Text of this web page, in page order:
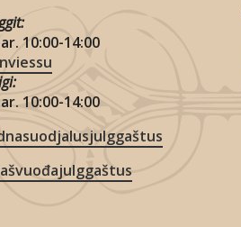
10:00-14:00
10:00-14:00